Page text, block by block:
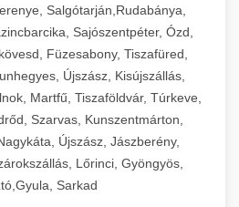
Salgótarján,Rudabánya,
Sajószentpéter, Ózd,
Füzesabony, Tiszafüred,
Újszász, Kisújszállás,
Martfű, Tiszaföldvár, Túrkeve,
Szarvas, Kunszentmárton,
Újszász, Jászberény,
Lőrinci, Gyöngyös,
Sarkad